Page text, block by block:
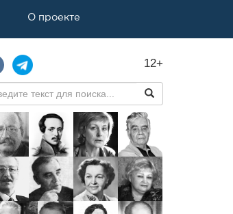
О проекте
12+